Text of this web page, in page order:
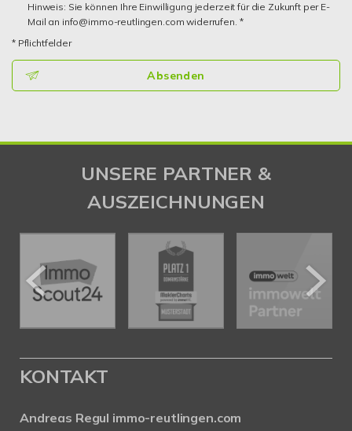
Hinweis: Sie können Ihre Einwilligung jederzeit für die Zukunft per E-
Mail an info@immo-reutlingen.com widerrufen. *
* Pflichtfelder
Absenden
UNSERE PARTNER &
AUSZEICHNUNGEN
KONTAKT
Andreas Regul immo-reutlingen.com